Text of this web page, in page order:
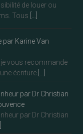
de louer ou
Tous
par Karine Van
vous recommande
écriture
par Dr Christian
par Dr Christian